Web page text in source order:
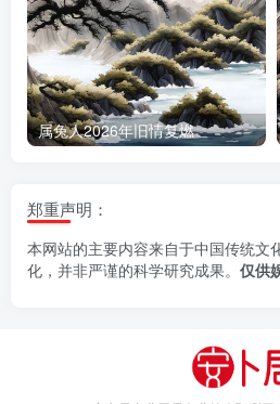
属兔人2026年旧情复燃
郑重声明：
本网站的主要内容来自于中国传统文
化，并非严谨的科学研究成果。 仅供